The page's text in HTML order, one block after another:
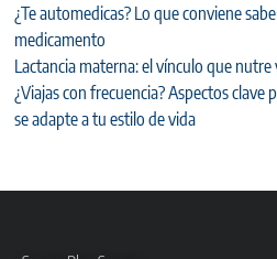
¿Te automedicas? Lo que conviene
medicamento
Lactancia materna: el vínculo que
¿Viajas con frecuencia? Aspectos clave
se adapte a tu estilo de vida